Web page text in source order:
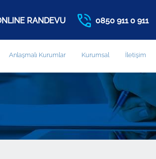
RANDEVU 0850 911 0 911
Anlaşmalı Kurumlar Kurumsal İletişim